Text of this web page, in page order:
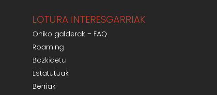
LOTURA INTERESGARRIAK
Ohiko galderak – FAQ
Roaming
Bazkidetu
Estatutuak
Berriak